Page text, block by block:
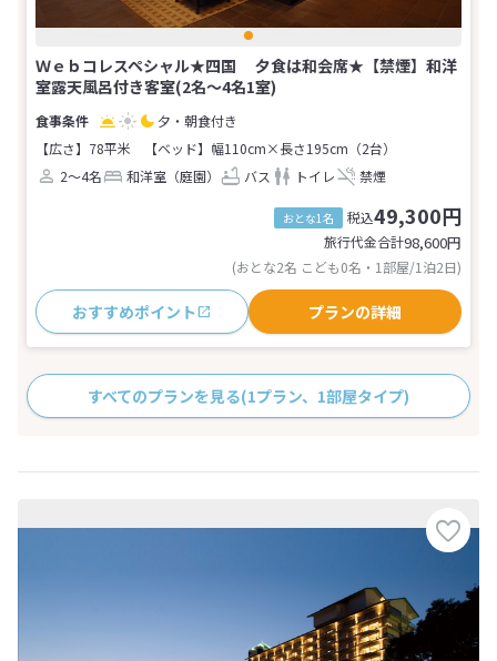
Ｗｅｂコレスペシャル★四国 夕食は和会席★【禁煙】和洋
室露天風呂付き客室(2名～4名1室)
夕・朝食付き
【広さ】78平米
【ベッド】幅110cm×長さ195cm（2台）
2～4名
和洋室（庭園） バス トイレ 禁煙
おとな1名 税込49,300円
旅行代金合計98,600円
(おとな2名 こども0名・1部屋/1泊2日)
おすすめポイント プランの詳細
すべてのプランを見る(1プラン、1部屋タイプ)